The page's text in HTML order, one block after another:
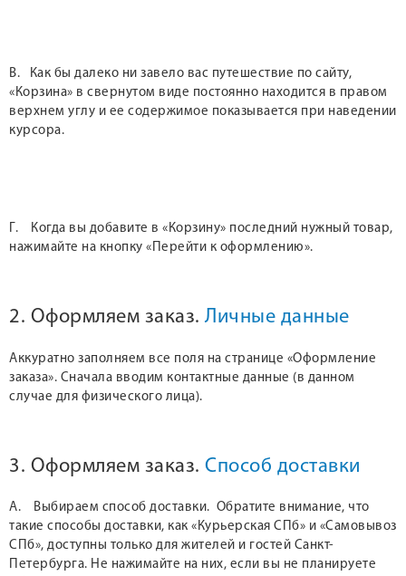
В. Как бы далеко ни завело вас путешествие по сайту,
«Корзина» в свернутом виде постоянно находится в правом
верхнем углу и ее содержимое показывается при наведении
курсора.
Г. Когда вы добавите в «Корзину» последний нужный товар,
нажимайте на кнопку «Перейти к оформлению».
2. Оформляем заказ. Личные данные
Аккуратно заполняем все поля на странице «Оформление
заказа». Сначала вводим контактные данные (в данном
случае для физического лица).
3. Оформляем заказ. Способ доставки
А. Выбираем способ доставки. Обратите внимание, что
такие способы доставки, как «Курьерская СПб» и «Самовывоз
СПб», доступны только для жителей и гостей Санкт-
Петербурга. Не нажимайте на них, если вы не планируете